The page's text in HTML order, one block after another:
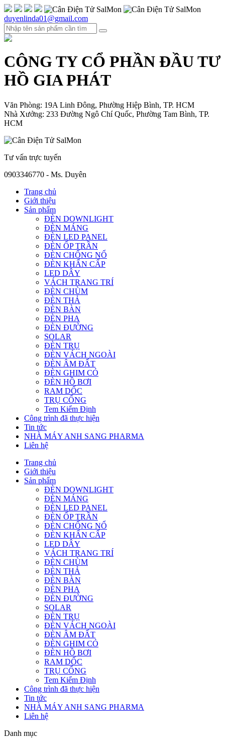
duyenlinda01@gmail.com
CÔNG TY CỔ PHẦN ĐẦU TƯ
HỒ GIA PHÁT
Văn Phòng: 19A Linh Đông, Phường Hiệp Bình, TP. HCM
Nhà Xưởng: 233 Đường Ngô Chí Quốc, Phường Tam Bình, TP.
HCM
Tư vấn trực tuyến
0903346770 - Ms. Duyên
Trang chủ
Giới thiệu
Sản phẩm
ĐÈN DOWNLIGHT
ĐÈN MÁNG
ĐÈN LED PANEL
ĐÈN ỐP TRẦN
ĐÈN CHỐNG NỔ
ĐÈN KHẨN CẤP
LED DÂY
VÁCH TRANG TRÍ
ĐÈN CHÙM
ĐÈN THẢ
ĐÈN BÀN
ĐÈN PHA
ĐÈN ĐƯỜNG
SOLAR
ĐÈN TRỤ
ĐÈN VÁCH NGOÀI
ĐÈN ÂM ĐẤT
ĐÈN GHIM CỎ
ĐÈN HỒ BƠI
RAM DỐC
TRỤ CỔNG
Tem Kiểm Định
Công trình đã thực hiện
Tin tức
NHÀ MÁY ANH SANG PHARMA
Liên hệ
Trang chủ
Giới thiệu
Sản phẩm
ĐÈN DOWNLIGHT
ĐÈN MÁNG
ĐÈN LED PANEL
ĐÈN ỐP TRẦN
ĐÈN CHỐNG NỔ
ĐÈN KHẨN CẤP
LED DÂY
VÁCH TRANG TRÍ
ĐÈN CHÙM
ĐÈN THẢ
ĐÈN BÀN
ĐÈN PHA
ĐÈN ĐƯỜNG
SOLAR
ĐÈN TRỤ
ĐÈN VÁCH NGOÀI
ĐÈN ÂM ĐẤT
ĐÈN GHIM CỎ
ĐÈN HỒ BƠI
RAM DỐC
TRỤ CỔNG
Tem Kiểm Định
Công trình đã thực hiện
Tin tức
NHÀ MÁY ANH SANG PHARMA
Liên hệ
Danh mục